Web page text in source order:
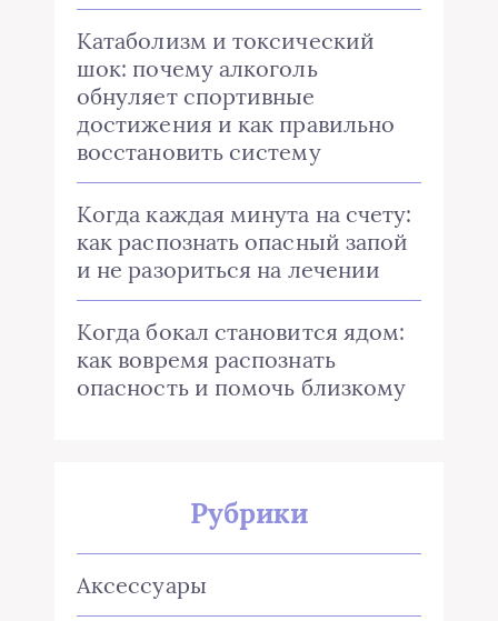
Катаболизм и токсический
шок: почему алкоголь
обнуляет спортивные
достижения и как правильно
восстановить систему
Когда каждая минута на счету:
как распознать опасный запой
и не разориться на лечении
Когда бокал становится ядом:
как вовремя распознать
опасность и помочь близкому
Рубрики
Аксессуары